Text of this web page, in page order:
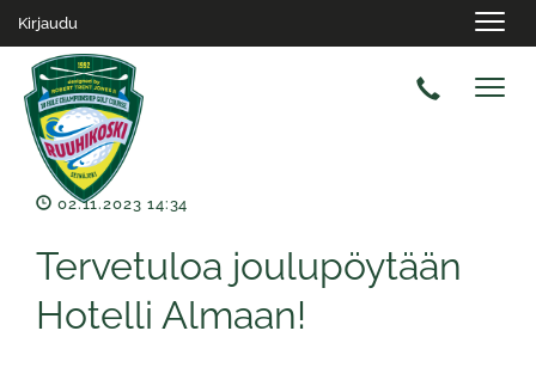
Kirjaudu
02.11.2023 14:34
Tervetuloa joulupöytään
Hotelli Almaan!